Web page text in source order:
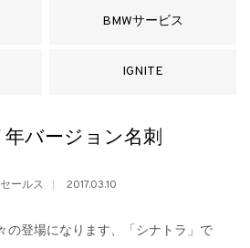
BMWサービス
IGNITE
年バージョン名刺
ールス 2017.03.10
の登場になります、「シナトラ」で